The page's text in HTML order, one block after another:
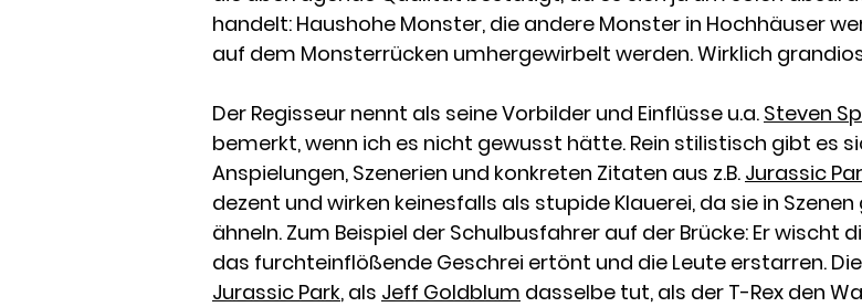
handelt: Haushohe Monster, die andere Monster in Hochhäuser
auf dem Monsterrücken umhergewirbelt werden. Wirklich
Der Regisseur nennt als seine Vorbilder und Einflüsse u.a. Steven
bemerkt, wenn ich es nicht gewusst hätte. Rein stilistisch gibt es
Anspielungen, Szenerien und konkreten Zitaten aus z.B. Jurassic
dezent und wirken keinesfalls als stupide Klauerei, da sie in
ähneln. Zum Beispiel der Schulbusfahrer auf der Brücke: Er
das furchteinflößende Geschrei ertönt und die Leute erstarren.
Jurassic Park, als Jeff Goldblum dasselbe tut, als der T-Rex den